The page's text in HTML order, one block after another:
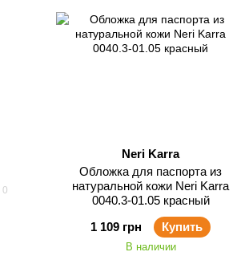
Neri Karra
Обложка для паспорта из
натуральной кожи Neri Karra
0040.3-01.05 красный
1 109 грн
Купить
В наличии
0